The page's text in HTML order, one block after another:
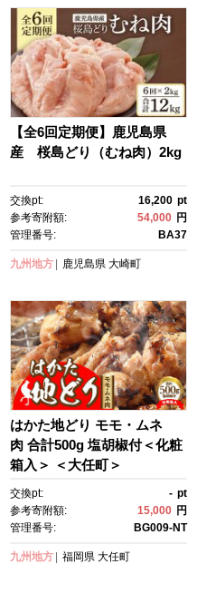
【全6回定期便】鹿児島県
産 桜島どり（むね肉）2kg
交換pt: 16,200 pt
参考寄附額:
54,000 円
管理番号:
BA37
九州地方 鹿児島県 大崎町
はかた地どり モモ・ムネ
肉 合計500g 塩胡椒付＜化粧
箱入＞ ＜大任町＞
交換pt: - pt
参考寄附額:
15,000 円
管理番号:
BG009-NT
九州地方 福岡県 大任町